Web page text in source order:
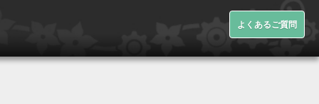
よくあるご質問